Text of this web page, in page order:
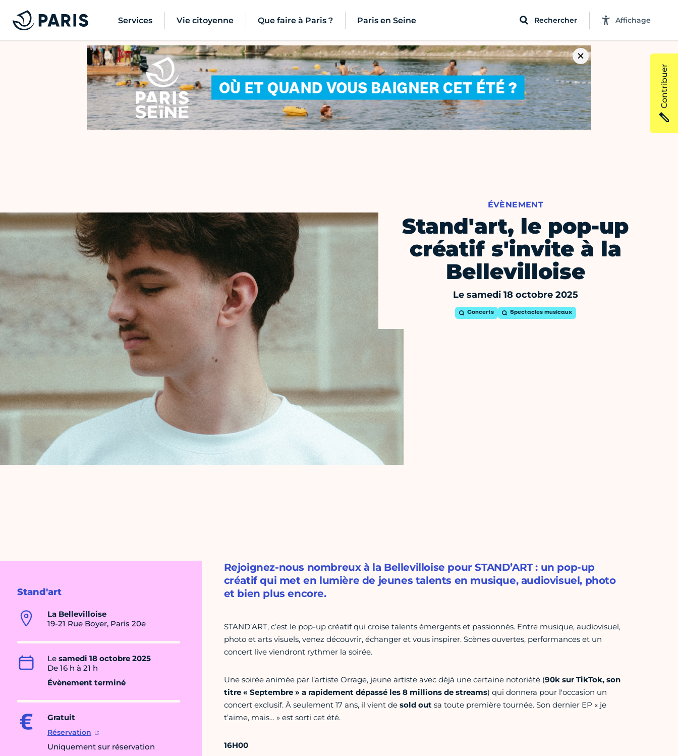
Services Vie citoyenne Que faire à Paris ? Paris en Seine Rechercher Affichage
ÉVÈNEMENT
Stand'art, le pop-up
créatif s'invite à la
Bellevilloise
Le samedi 18 octobre 2025
Concerts Spectacles musicaux
Stand'art
La Bellevilloise
19-21 Rue Boyer, Paris 20e
Le samedi 18 octobre 2025
De 16 h à 21 h
Évènement terminé
Gratuit
Réservation
Uniquement sur réservation
Rejoignez-nous nombreux à la Bellevilloise pour STAND’ART : un pop-up
créatif qui met en lumière de jeunes talents en musique, audiovisuel, photo
et bien plus encore.
STAND’ART, c’est le pop-up créatif qui croise talents émergents et passionnés. Entre musique, audiovisuel,
photo et arts visuels, venez découvrir, échanger et vous inspirer. Scènes ouvertes, performances et un
concert live viendront rythmer la soirée.
Une soirée animée par l’artiste Orrage, jeune artiste avec déjà une certaine notoriété (90k sur TikTok, son
titre « Septembre » a rapidement dépassé les 8 millions de streams) qui donnera pour l'occasion un
concert exclusif. À seulement 17 ans, il vient desold outsa toute première tournée. Son dernier EP « je
t’aime, mais… » est sorti cet été.
16H00
Contribuer